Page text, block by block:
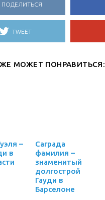
ПОДЕЛИТЬСЯ
TWEET
МОЖЕТ ПОНРАВИТЬСЯ:
–
в
Саграда
фамилия –
знаменитый
долгострой
Гауди в
Барселоне